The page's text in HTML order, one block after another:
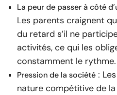
La peur de passer à côté
Les parents craignent
du retard s’il ne
activités, ce qui les
constamment le rythme.
Pression de la société :
nature compétitive de